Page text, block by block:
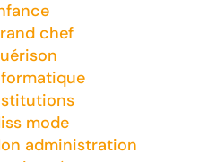
chef
mode
administration